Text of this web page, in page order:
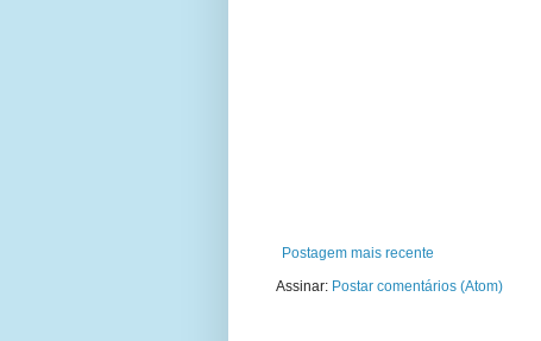
Postagem mais recente
Assinar: Postar comentários (Atom)